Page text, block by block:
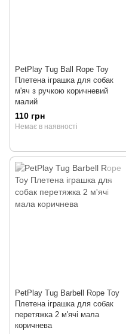
PetPlay Tug Ball Rope Toy
Плетена іграшка для собак
м'яч з ручкою коричневий
малий
110 грн
Немає в наявності
PetPlay Tug Barbell Rope Toy
Плетена іграшка для собак
перетяжка 2 м'ячі мала
коричнева